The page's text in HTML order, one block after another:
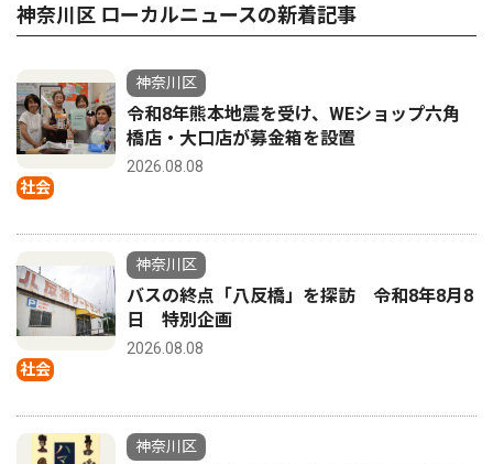
神奈川区 ローカルニュースの新着記事
社会
神奈川区
令和8年熊本地震を受け、WEショップ六角
橋店・大口店が募金箱を設置
2026.08.08
社会
神奈川区
バスの終点「八反橋」を探訪 令和8年8月8
日 特別企画
2026.08.08
神奈川区